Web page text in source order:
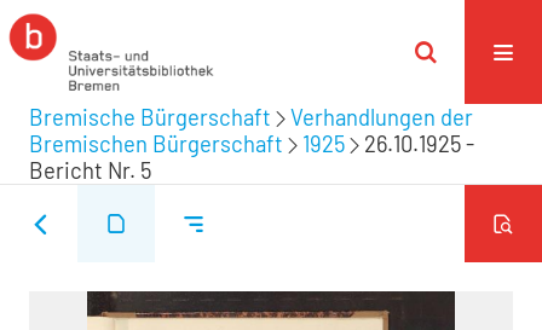
Bremische Bürgerschaft
Verhandlungen der
Bremischen Bürgerschaft
1925
26.10.1925 -
Bericht Nr. 5